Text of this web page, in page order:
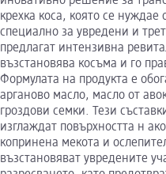
крехка коса, която се
специално за увредени и
предлагат интензивна
възстановява косъма и го
Формулата на продукта е
арганово масло, масло от
гроздови семки. Тези
изглаждат повърхността н
копринена мекота и
възстановяват увредените